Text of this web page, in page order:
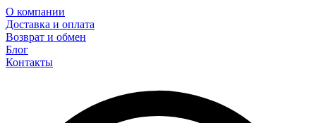
О компании
Доставка и оплата
Возврат и обмен
Блог
Контакты